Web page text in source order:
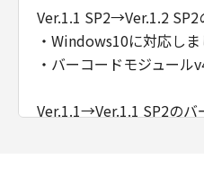
Ver.1.1 SP2→Ver.1.2
・Windows10に対応しま
・バーコードモジュール
Ver.1.1→Ver.1.1 SP2のバ